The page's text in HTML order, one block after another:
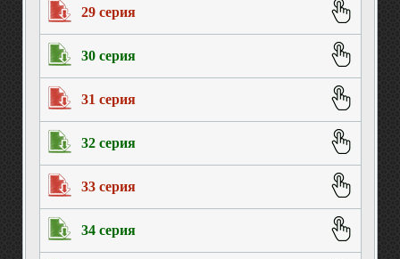
29 серия
30 серия
31 серия
32 серия
33 серия
34 серия